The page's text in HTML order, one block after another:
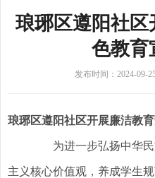
琅琊区遵阳社
色教育
发布时间：2024-09-
琅琊区遵阳社区开展廉洁教
为进一步弘扬中华民
主义核心价值观，养成学生